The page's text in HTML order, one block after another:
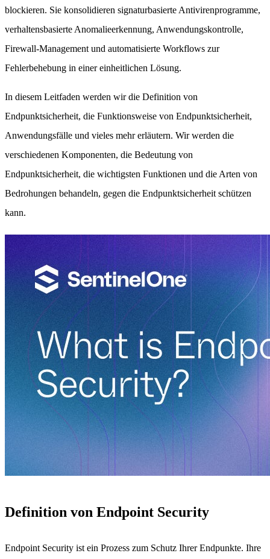
blockieren. Sie konsolidieren signaturbasierte Antivirenprogramme,
verhaltensbasierte Anomalieerkennung, Anwendungskontrolle,
Firewall-Management und automatisierte Workflows zur
Fehlerbehebung in einer einheitlichen Lösung.
In diesem Leitfaden werden wir die Definition von
Endpunktsicherheit, die Funktionsweise von Endpunktsicherheit,
Anwendungsfälle und vieles mehr erläutern. Wir werden die
verschiedenen Komponenten, die Bedeutung von
Endpunktsicherheit, die wichtigsten Funktionen und die Arten von
Bedrohungen behandeln, gegen die Endpunktsicherheit schützen
kann.
Definition von Endpoint Security
Endpoint Security ist ein Prozess zum Schutz Ihrer Endpunkte. Ihre